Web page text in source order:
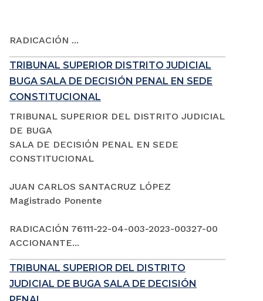
RADICACIÓN ...
TRIBUNAL SUPERIOR DISTRITO JUDICIAL
BUGA SALA DE DECISIÓN PENAL EN SEDE
CONSTITUCIONAL
TRIBUNAL SUPERIOR DEL DISTRITO JUDICIAL
DE BUGA
SALA DE DECISIÓN PENAL EN SEDE
CONSTITUCIONAL
JUAN CARLOS SANTACRUZ LÓPEZ
Magistrado Ponente
RADICACIÓN 76111-22-04-003-2023-00327-00
ACCIONANTE...
TRIBUNAL SUPERIOR DEL DISTRITO
JUDICIAL DE BUGA SALA DE DECISIÓN